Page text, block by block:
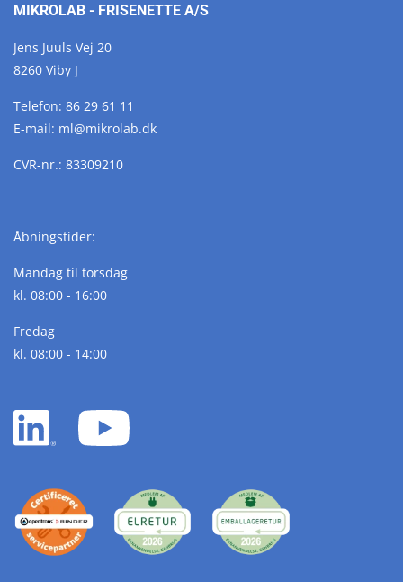
MIKROLAB - FRISENETTE A/S
Jens Juuls Vej 20
8260 Viby J
Telefon: 86 29 61 11
E-mail: ml@mikrolab.dk
CVR-nr.: 83309210
Åbningstider:
Mandag til torsdag
kl. 08:00 - 16:00
Fredag
kl. 08:00 - 14:00
LinkedIn
white
YouTube
white